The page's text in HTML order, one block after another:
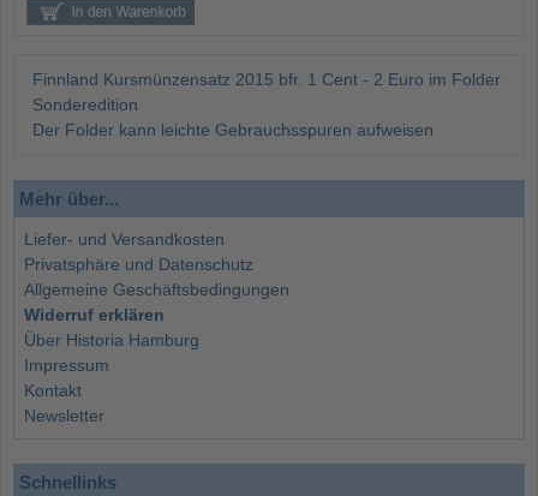
Finnland Kursmünzensatz 2015 bfr. 1 Cent - 2 Euro im Folder
Sonderedition
Der Folder kann leichte Gebrauchsspuren aufweisen
Mehr über...
Liefer- und Versandkosten
Privatsphäre und Datenschutz
Allgemeine Geschäftsbedingungen
Widerruf erklären
Über Historia Hamburg
Impressum
Kontakt
Newsletter
Schnellinks